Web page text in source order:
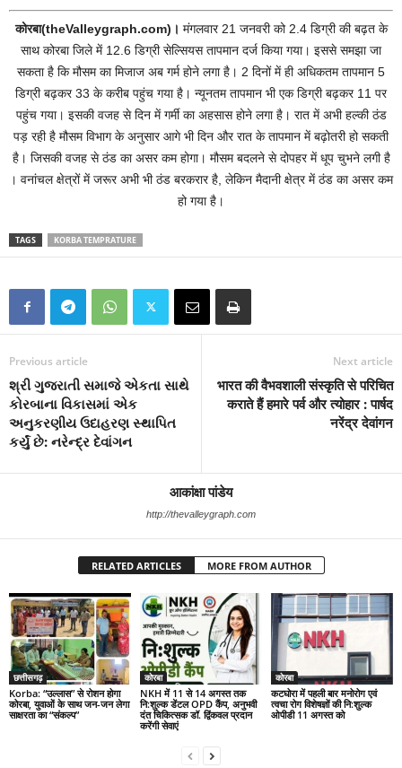
कोरबा(theValleygraph.com)। मंगलवार 21 जनवरी को 2.4 डिग्री की बढ़त के
साथ कोरबा जिले में 12.6 डिग्री सेल्सियस तापमान दर्ज किया गया। इससे समझा जा
सकता है कि मौसम का मिजाज अब गर्म होने लगा है। 2 दिनों में ही अधिकतम तापमान 5
डिग्री बढ़कर 33 के करीब पहुंच गया है। न्यूनतम तापमान भी एक डिग्री बढ़कर 11 पर
पहुंच गया। इसकी वजह से दिन में गर्मी का अहसास होने लगा है। रात में अभी हल्की ठंड
पड़ रही है मौसम विभाग के अनुसार आगे भी दिन और रात के तापमान में बढ़ोतरी हो सकती
है। जिसकी वजह से ठंड का असर कम होगा। मौसम बदलने से दोपहर में धूप चुभने लगी है
। वनांचल क्षेत्रों में जरूर अभी भी ठंड बरकरार है, लेकिन मैदानी क्षेत्र में ठंड का असर कम
हो गया है।
TAGS KORBA TEMPRATURE
Previous article
શ્રી ગુજરાતી સમાજે એકતા સાથે
કોરબાના વિકાસમાં એક
અનુકરણીય ઉદાહરણ સ્થાપિત
કર્યું છે: નરેન્દ્ર દેવાંગન
Next article
भारत की वैभवशाली संस्कृति से परिचित
कराते हैं हमारे पर्व और त्योहार : पार्षद
नरेंद्र देवांगन
आकांक्षा पांडेय
http://thevalleygraph.com
RELATED ARTICLES MORE FROM AUTHOR
छत्तीसगढ़
Korba: “उल्लास” से रोशन होगा
कोरबा, युवाओं के साथ जन-जन लेगा
साक्षरता का “संकल्प”
कोरबा
NKH में 11 से 14 अगस्त तक
नि:शुल्क डेंटल OPD कैंप, अनुभवी
दंत चिकित्सक डॉ. द्विंकवल प्रदान
करेंगी सेवाएं
कोरबा
कटघोरा में पहली बार मनोरोग एवं
त्वचा रोग विशेषज्ञों की नि:शुल्क
ओपीडी 11 अगस्त को